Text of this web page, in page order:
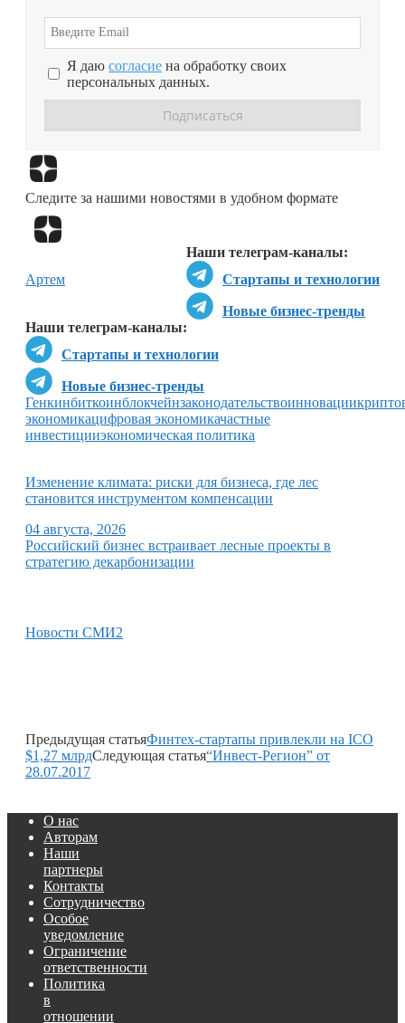
Я даю согласие на обработку своих
персональных данных.
Следите за нашими новостями в удобном формате
Наши телеграм-каналы:
Стартапы и технологии
Новые бизнес-тренды
Наши телеграм-каналы:
Стартапы и технологии
Новые бизнес-тренды
Артем
Генкинбиткоинблокчейнзаконодательствоинновации
экономикацифровая экономикачастные
инвестицииэкономическая политика
Изменение климата: риски для бизнеса, где лес
становится инструментом компенсации
04 августа, 2026
Российский бизнес встраивает лесные проекты в
стратегию декарбонизации
Новости СМИ2
Предыдущая статьяФинтех-стартапы привлекли на ICO
$1,27 млрдСледующая статья“Инвест-Регион” от
28.07.2017
О нас
Авторам
Наши
партнеры
Контакты
Сотрудничество
Особое
уведомление
Ограничение
ответственности
Политика
в
отношении